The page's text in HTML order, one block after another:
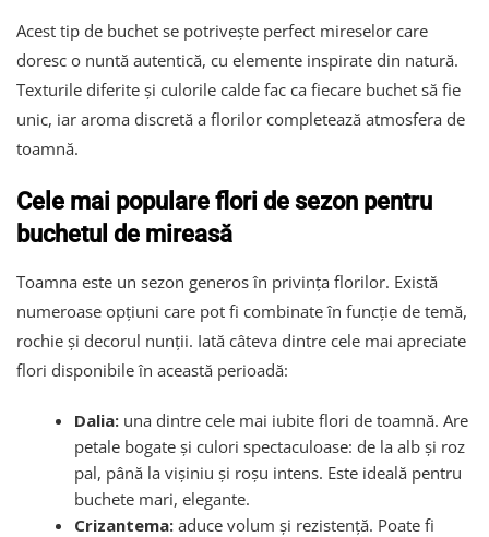
Acest tip de buchet se potrivește perfect mireselor care
doresc o nuntă autentică, cu elemente inspirate din natură.
Texturile diferite și culorile calde fac ca fiecare buchet să fie
unic, iar aroma discretă a florilor completează atmosfera de
toamnă.
Cele mai populare flori de sezon pentru
buchetul de mireasă
Toamna este un sezon generos în privința florilor. Există
numeroase opțiuni care pot fi combinate în funcție de temă,
rochie și decorul nunții. Iată câteva dintre cele mai apreciate
flori disponibile în această perioadă:
Dalia: una dintre cele mai iubite flori de toamnă. Are
petale bogate și culori spectaculoase: de la alb și roz
pal, până la vișiniu și roșu intens. Este ideală pentru
buchete mari, elegante.
Crizantema: aduce volum și rezistență. Poate fi